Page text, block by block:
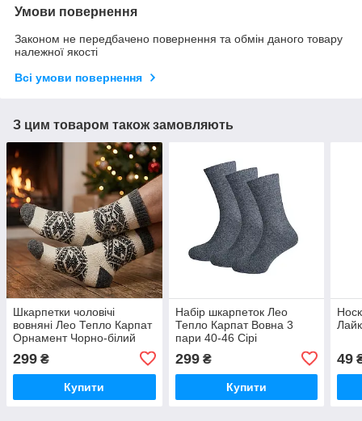
Умови повернення
Законом не передбачено повернення та обмін даного товару
належної якості
Всі умови повернення
З цим товаром також замовляють
Шкарпетки чоловічі
вовняні Лео Тепло Карпат
Орнамент Чорно-білий
299 ₴
Купити
Набір шкарпеток Лео
Тепло Карпат Вовна 3
пари 40-46 Сірі
299₴
Купити
49